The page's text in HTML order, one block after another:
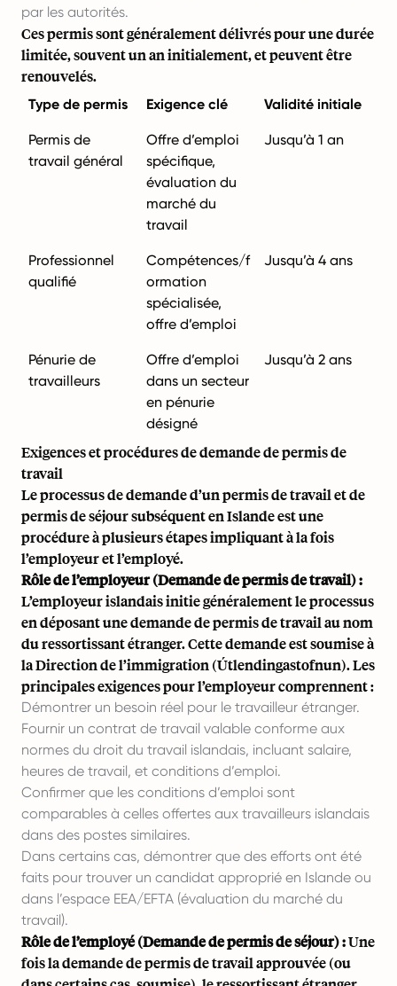
par les autorités.
Ces permis sont généralement délivrés pour une durée
limitée, souvent un an initialement, et peuvent être
renouvelés.
Type de permis Exigence clé Validité initiale
Permis de
travail général
Offre d’emploi
spécifique,
évaluation du
marché du
travail
Jusqu’à 1 an
Professionnel
qualifié
Compétences/f
ormation
spécialisée,
offre d’emploi
Jusqu’à 4 ans
Pénurie de
travailleurs
Offre d’emploi
dans un secteur
en pénurie
désigné
Jusqu’à 2 ans
Exigences et procédures de demande de permis de
travail
Le processus de demande d’un permis de travail et de
permis de séjour subséquent en Islande est une
procédure à plusieurs étapes impliquant à la fois
l’employeur et l’employé.
Rôle de l’employeur (Demande de permis de travail) :
L’employeur islandais initie généralement le processus
en déposant une demande de permis de travail au nom
du ressortissant étranger. Cette demande est soumise à
la Direction de l’immigration (Útlendingastofnun). Les
principales exigences pour l’employeur comprennent :
Démontrer un besoin réel pour le travailleur étranger.
Fournir un contrat de travail valable conforme aux
normes du droit du travail islandais, incluant salaire,
heures de travail, et conditions d’emploi.
Confirmer que les conditions d’emploi sont
comparables à celles offertes aux travailleurs islandais
dans des postes similaires.
Dans certains cas, démontrer que des efforts ont été
faits pour trouver un candidat approprié en Islande ou
dans l’espace EEA/EFTA (évaluation du marché du
travail).
Rôle de l’employé (Demande de permis de séjour) :Une
fois la demande de permis de travail approuvée (ou